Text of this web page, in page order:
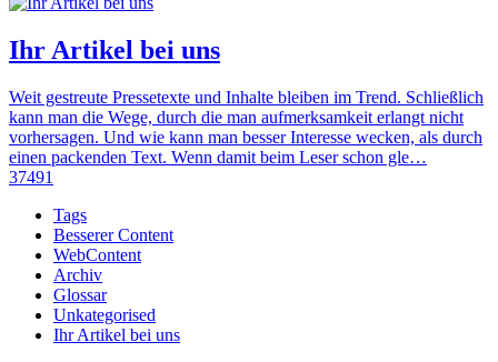
Ihr Artikel bei uns
Weit gestreute Pressetexte und Inhalte bleiben im Trend. Schließlich
kann man die Wege, durch die man aufmerksamkeit erlangt nicht
vorhersagen. Und wie kann man besser Interesse wecken, als durch
einen packenden Text. Wenn damit beim Leser schon gle…
37491
Tags
Besserer Content
WebContent
Archiv
Glossar
Unkategorised
Ihr Artikel bei uns